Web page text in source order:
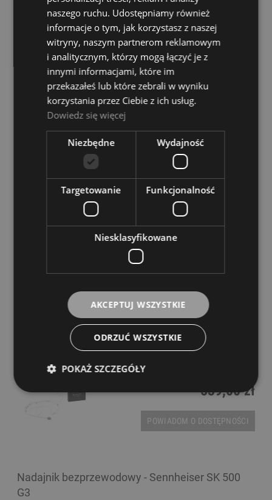
Audix APS911 Battery Operated Phantom Power
Adapter
Dostępność:tymczasowo
POWIADOM O DOSTĘPNOŚCI
Moduł zasilający - Sennheiser K6
Nadajmik bezprzewodowy - Relacart UT 222
539,00 zł
POWIADOM O DOSTĘPNOŚCI
Nadajnik bezprzewodowy - Sennheiser SK 500
G3
naszego ruchu. Udostępniamy również
informacje o tym, jak korzystasz z naszej
witryny, naszym partnerom reklamowym
i analitycznym, którzy mogą łączyć je z
innymi informacjami, które im
przekazałeś lub które zebrali w wyniku
korzystania przez Ciebie z ich usług.
Dowiedz się więcej
Niezbędne Wydajność
Targetowanie Funkcjonalność
Niesklasyfikowane
AKCEPTUJ WSZYSTKIE
ODRZUĆ WSZYSTKIE
POKAŻ SZCZEGÓŁY